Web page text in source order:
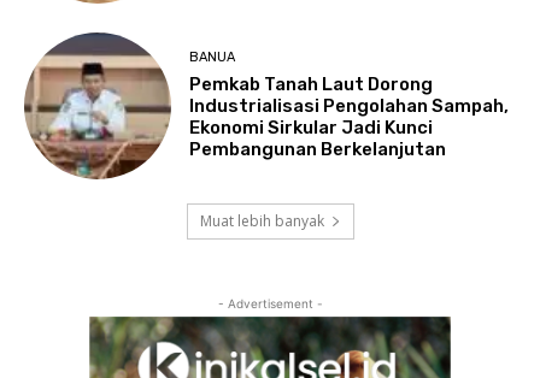
BANUA
Pemkab Tanah Laut Dorong
Industrialisasi Pengolahan Sampah,
Ekonomi Sirkular Jadi Kunci
Pembangunan Berkelanjutan
Muat lebih banyak
- Advertisement -